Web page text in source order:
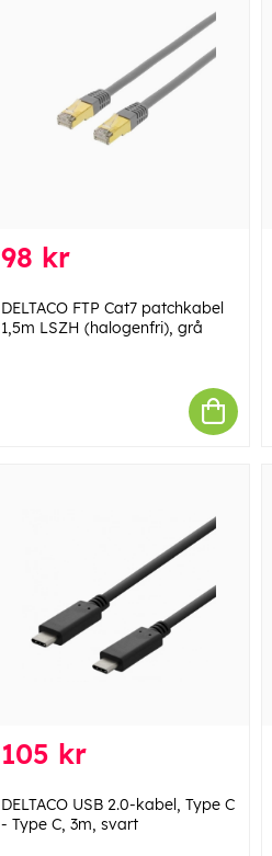
98 kr
DELTACO FTP Cat7 patchkabel
1,5m LSZH (halogenfri), grå
105 kr
DELTACO USB 2.0-kabel, Type C
- Type C, 3m, svart